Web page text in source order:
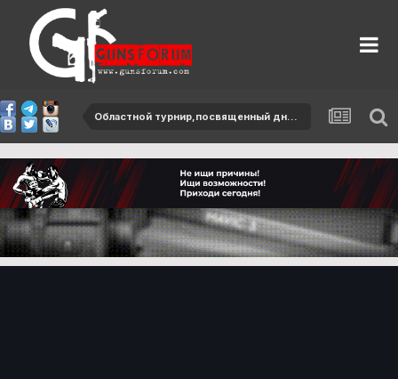
Областной турнир,посвященный дню защитников Отечества-2013